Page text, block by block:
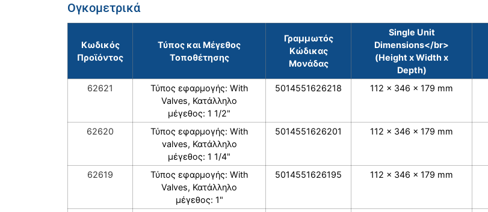
Ογκομετρικά
Κωδικός
Προϊόντος
Τύπος και Μέγεθος
Τοποθέτησης
Γραμμωτός
Κώδικας
Μονάδας
Single Unit
Dimensions</br>
(Height x Width x
Depth)
62621
Τύπος εφαρμογής: With
Valves, Κατάλληλο
μέγεθος: 1 1/2"
5014551626218 112 x 346 x 179 mm
62620
Τύπος εφαρμογής: With
valves, Κατάλληλο
μέγεθος: 1 1/4"
5014551626201 112 x 346 x 179 mm
62619
Τύπος εφαρμογής: With
Valves, Κατάλληλο
μέγεθος: 1"
5014551626195 112 x 346 x 179 mm